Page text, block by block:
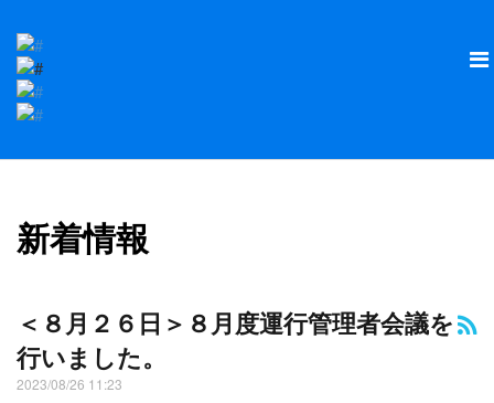
新着情報
＜８月２６日＞８月度運行管理者会議を
行いました。
2023/08/26 11:23